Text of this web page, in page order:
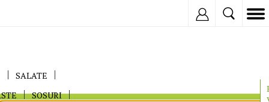
SALATE
SOSURI